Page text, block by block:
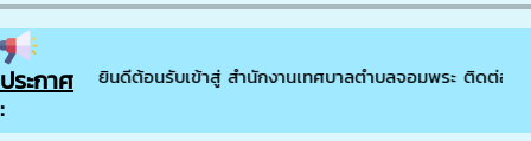
ประกาศ
:
ยินดีต้อนรับเข้าสู่ สำนักงานเทศบาลตำบลจอมพระ ติดต่อส